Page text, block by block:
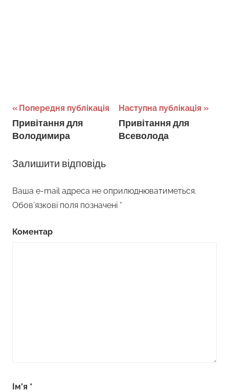
Навігація
записів
Попередня публікація
Привітання для
Володимира
Наступна публікація
Привітання для
Всеволода
Залишити відповідь
Ваша e-mail адреса не оприлюднюватиметься.
Обов’язкові поля позначені *
Коментар
Ім'я *